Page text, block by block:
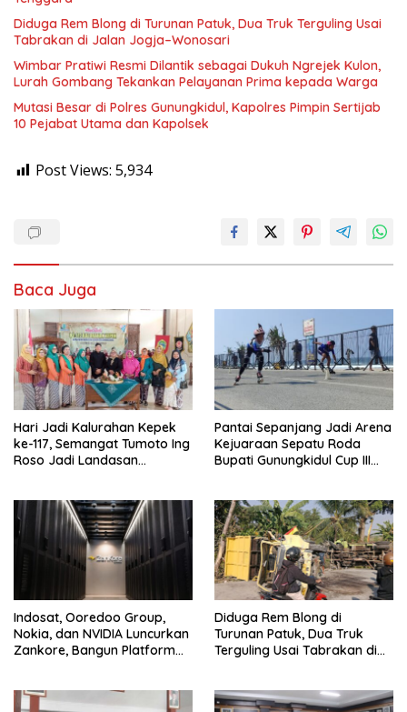
Diduga Rem Blong di Turunan Patuk, Dua Truk Terguling Usai
Tabrakan di Jalan Jogja–Wonosari
Wimbar Pratiwi Resmi Dilantik sebagai Dukuh Ngrejek Kulon,
Lurah Gombang Tekankan Pelayanan Prima kepada Warga
Mutasi Besar di Polres Gunungkidul, Kapolres Pimpin Sertijab
10 Pejabat Utama dan Kapolsek
Post Views: 5,934
Baca Juga
Hari Jadi Kalurahan Kepek
ke-117, Semangat Tumoto Ing
Roso Jadi Landasan
Pantai Sepanjang Jadi Arena
Kejuaraan Sepatu Roda
Bupati Gunungkidul Cup III
Tourism
Indosat, Ooredoo Group,
Nokia, dan NVIDIA Luncurkan
Zankore, Bangun Platform
Diduga Rem Blong di
Turunan Patuk, Dua Truk
Terguling Usai Tabrakan di